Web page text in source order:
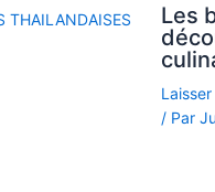
THAILANDAISES
Les
/ Par